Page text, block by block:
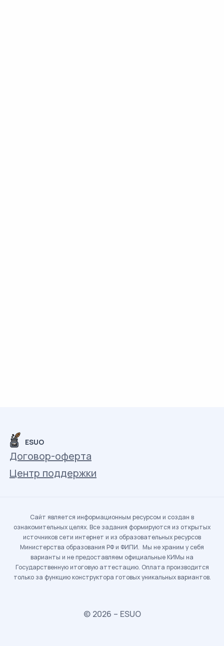
ESUO
Договор-оферта
Центр поддержки
Сайт является информационным ресурсом и создан в
ознакомительных целях. Все задания формируются из открытых
источников сети интернет и из образовательных ресурсов
Министерства образования РФ и ФИПИ. Мы не храним у себя
варианты и не предоставляем официальные КИМы на
Государственную итоговую аттестацию. Оплата производится
только за функцию конструктора готовых уникальных вариантов.
© 2026 – ESUO